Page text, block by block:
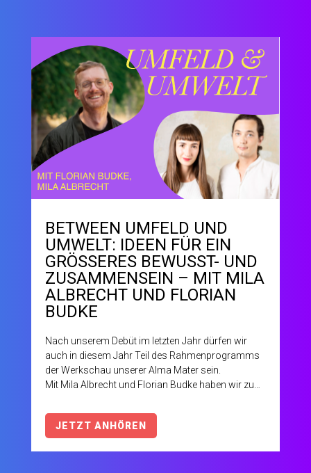
BETWEEN UMFELD UND
UMWELT: IDEEN FÜR EIN
GRÖSSERES BEWUSST- UND Z
USAMMENSEIN – MIT MILA A
LBRECHT UND FLORIAN B
UDKE
Nach unserem Debüt im letzten Jahr dürfen wir
auch in diesem Jahr Teil des Rahmenprogramms
der Werkschau unserer Alma Mater sein.
Mit Mila Albrecht und Florian Budke haben wir zu
gewinnen können, die spannende Perspektiven und
unkonventionelle Ansätze aus der Praxis
JETZT ANHÖREN